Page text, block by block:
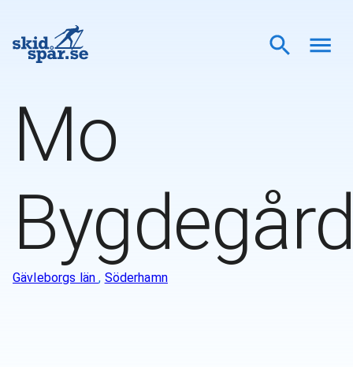
Mo
Gävleborgs län, Söderhamn